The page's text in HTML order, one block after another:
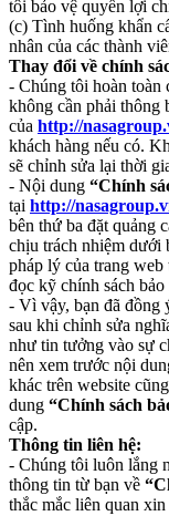
tôi bảo vệ quyền lợi
(c) Tình huống khẩn
nhân của các thành
Thay đổi về chính
- Chúng tôi hoàn toàn
không cần phải thông
của http://
khách hàng nếu có.
sẽ chỉnh sửa lại thời
- Nội dung “Chính
tại http://
bên thứ ba đặt quảng
chịu trách nhiệm dưới
pháp lý của trang
đọc kỹ chính sách
- Vì vậy, bạn đã đồng
sau khi chỉnh sửa
như tin tưởng vào sự
nên xem trước nội
khác trên website
dung “Chính sách
cập.
Thông tin liên hệ:
- Chúng tôi luôn lắng
thông tin từ bạn về
thắc mắc liên quan